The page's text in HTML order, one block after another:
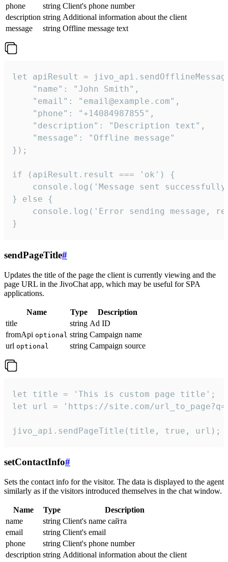
phone
string Client's phone number
description string Additional information about the client
message
string Offline message text
let apiResult =
    "name": "John Smith",
    "email": "email@example.com",
    "phone": "+14084987855",
    "description": "Description text",
    "message": "Offline message"
});
if (apiResult.result === 'ok') {
console.log('Message sent
} else {
console.log('Error sending message,
}
sendPageTitle#
Updates the title of the page the client is currently viewing and the
page URL in the JivoChat app, which may be useful for SPA
applications.
Name Type
Description
title
string Ad ID
fromApi optional string Campaign name
url optional string Campaign source
let title = 'This is custom page title';
let url = 'https://site.com/
jivo_api.sendPageTitle(title, true, url);
setContactInfo#
Sets the contact info for the visitor. The data is displayed to the agent
similarly as if the visitors introduced themselves in the chat window.
Name Type
Description
name
string Client's name сайта
email
string Client's email
phone
string Client's phone number
description string Additional information about the client